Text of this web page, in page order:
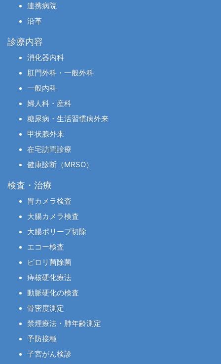
連携病院
沿革
診療内容
消化器内科
肛門外科・一般外科
一般内科
婦人科・産科
糖尿病・生活習慣病外来
甲状腺外来
在宅訪問診療
健康診断（MRSO）
検査・治療
胃カメラ検査
大腸カメラ検査
大腸ポリープ切除
エコー検査
ピロリ菌除菌
痔核硬化療法
動脈硬化の検査
骨密度測定
禁煙療法・肺年齢測定
予防接種
子宮がん検診